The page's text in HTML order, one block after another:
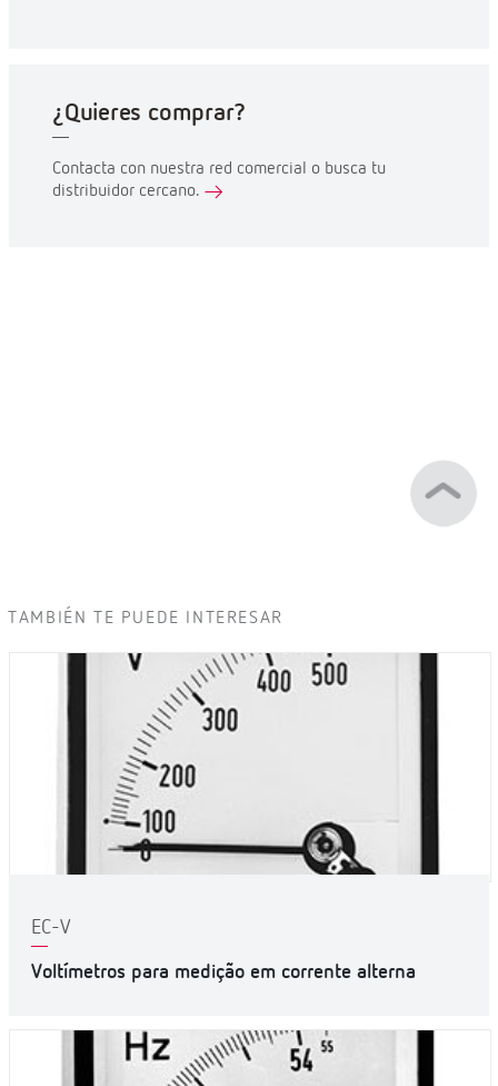
¿Quieres comprar?
Contacta con nuestra red comercial o busca tu
distribuidor cercano.
TAMBIÉN TE PUEDE INTERESAR
EC-V
Voltímetros para medição em corrente alterna